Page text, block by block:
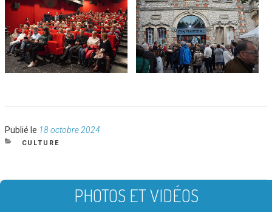
Publié le Publié
le
18 octobre 2024
CATÉGORIES
CULTURE
PHOTOS ET VIDÉOS